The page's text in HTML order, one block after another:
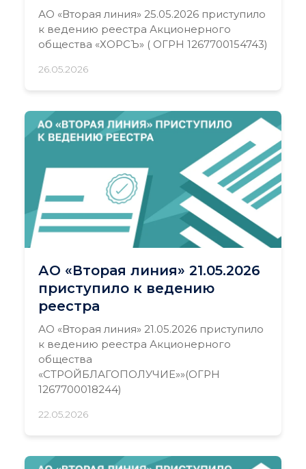
АО «Вторая линия» 25.05.2026 приступило
к ведению реестра Акционерного
общества «ХОРСЪ» ( ОГРН 1267700154743)
26.05.2026
АО «Вторая линия» 21.05.2026
приступило к ведению
реестра
АО «Вторая линия» 21.05.2026 приступило
к ведению реестра Акционерного
общества
«СТРОЙБЛАГОПОЛУЧИЕ»»(ОГРН
1267700018244)
22.05.2026